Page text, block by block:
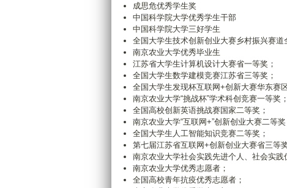
成思危优秀学生奖
中国科学院大学优秀学生干部
中国科学院大学三好学生
全国大学生技术创新创业大赛乡村振兴赛道
南京农业大学优秀毕业生
江苏省大学生计算机设计大赛省一等奖；
全国大学生数学建模竞赛江苏省三等奖；
全国大学生发现杯互联网+创新大赛华东赛
南京农业大学“挑战杯”学术科创竞赛一等奖；
全国高校创新英语挑战赛国家二等奖；
南京农业大学“互联网+”创新创业大赛二等奖
全国大学生人工智能知识竞赛二等奖；
第七届江苏省互联网+创新创业大赛省三等
南京农业大学社会实践先进个人、社会实践
南京农业大学优秀志愿者；
全国高校青年抗疫优秀志愿者；